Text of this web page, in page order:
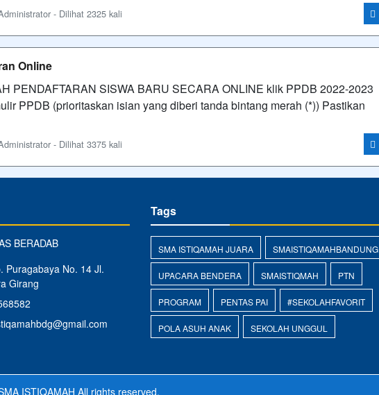
- Dilihat 2325 kali
Online
PENDAFTARAN SISWA BARU SECARA ONLINE klik PPDB 2022-2023
PPDB (prioritaskan isian yang diberi tanda bintang merah (*)) Pastikan
- Dilihat 3375 kali
BERADAB
Puragabaya No. 14 Jl.
Girang
Tags
SMA ISTIQAMAH JUARA SMAISTIQAMAHBANDUNG
UPACARA BENDERA SMAISTIQMAH PTN
PROGRAM PENTAS PAI #SEKOLAHFAVORIT
POLA ASUH ANAK SEKOLAH UNGGUL
ISTIQAMAH All rights reserved.